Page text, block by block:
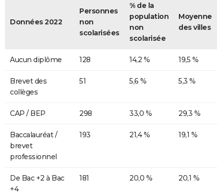
Données 2022
Personnes
non
scolarisées
% de la
population
non
scolarisée
Moyenne
des villes
Aucun diplôme 128 14,2 % 19,5 %
Brevet des
collèges
51 5,6 % 5,3 %
CAP / BEP 298 33,0 % 29,3 %
Baccalauréat /
brevet
professionnel
193 21,4 % 19,1 %
De Bac +2 à Bac
+4
181 20,0 % 20,1 %